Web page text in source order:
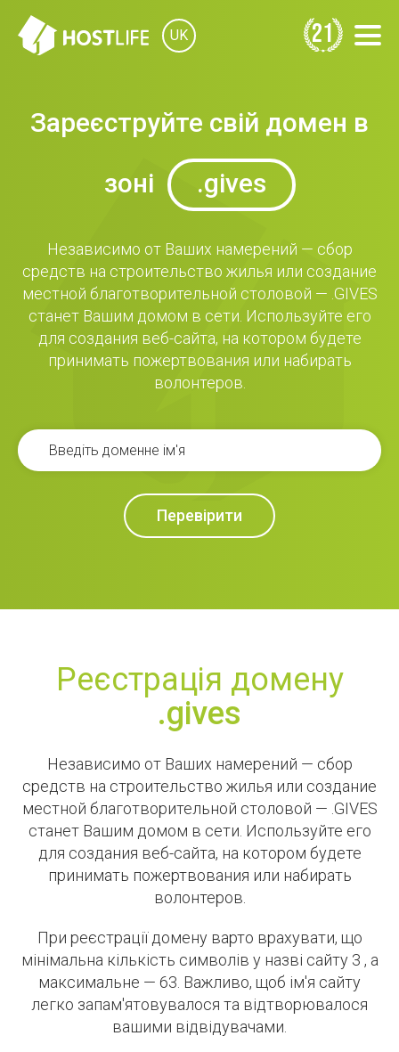
UK 21
Зареєструйте свій домен в
зоні
.gives
Независимо от Ваших намерений — сбор
средств на строительство жилья или создание
местной благотворительной столовой — .GIVES
станет Вашим домом в сети. Используйте его
для создания веб-сайта, на котором будете
принимать пожертвования или набирать
волонтеров.
Перевірити
Реєстрація домену
.gives
Независимо от Ваших намерений — сбор
средств на строительство жилья или создание
местной благотворительной столовой — .GIVES
станет Вашим домом в сети. Используйте его
для создания веб-сайта, на котором будете
принимать пожертвования или набирать
волонтеров.
При реєстрації домену варто врахувати, що
мінімальна кількість символів у назві сайту 3 , а
максимальне — 63. Важливо, щоб ім'я сайту
легко запам'ятовувалося та відтворювалося
вашими відвідувачами.